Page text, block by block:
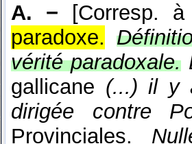
A. −
[Corresp.
paradoxe.
vérité paradoxale.
gallicane (...) il y
dirigée contre
Provinciales.